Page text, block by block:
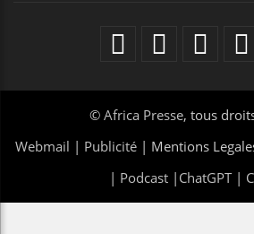
© Africa Presse, tous
Webmail | Publicité | Mentions
| Podcast| ChatGPT|